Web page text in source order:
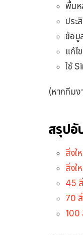
พื้นห
ประ
ข้อมู
แก้ไ
ใช้
(หากทีมง
สรุปอั
สิ่งใ
สิ่งใ
45
70
100